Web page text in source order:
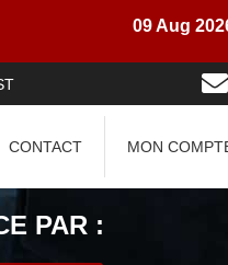
09 Aug 2026 > > >
CONTACT MON
PAR :